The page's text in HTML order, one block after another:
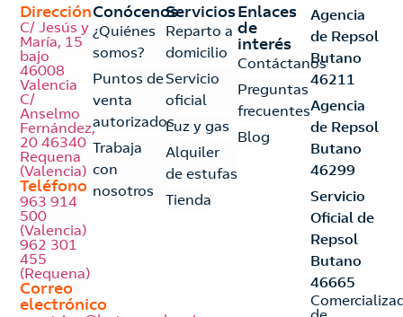
Dirección
C/ Jesús y
María, 15
bajo
46008
Valencia
C/
Anselmo
Fernández,
20 46340
Requena
(Valencia)
Teléfono
963 914
500
(Valencia)
962 301
455
(Requena)
Correo
electrónico
Conócenos
¿Quiénes
somos?
Puntos de
venta
autorizados
Trabaja
con
nosotros
Servicios
Reparto a
domicilio
Servicio
oficial
Luz y gas
Alquiler
de estufas
Tienda
Enlaces
de
interés
Contáctanos
Preguntas
frecuentes
Blog
Agencia
de Repsol
Butano
46211
Agencia
de Repsol
Butano
46299
Servicio
Oficial de
Repsol
Butano
46665